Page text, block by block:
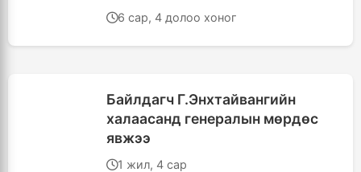
6 сар, 4 долоо хоног
Байлдагч Г.Энхтайвангийн
халаасанд генералын мөрдөс
явжээ
1 жил, 4 сар